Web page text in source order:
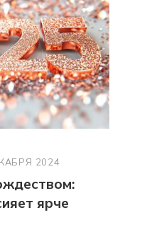
2024
ярче